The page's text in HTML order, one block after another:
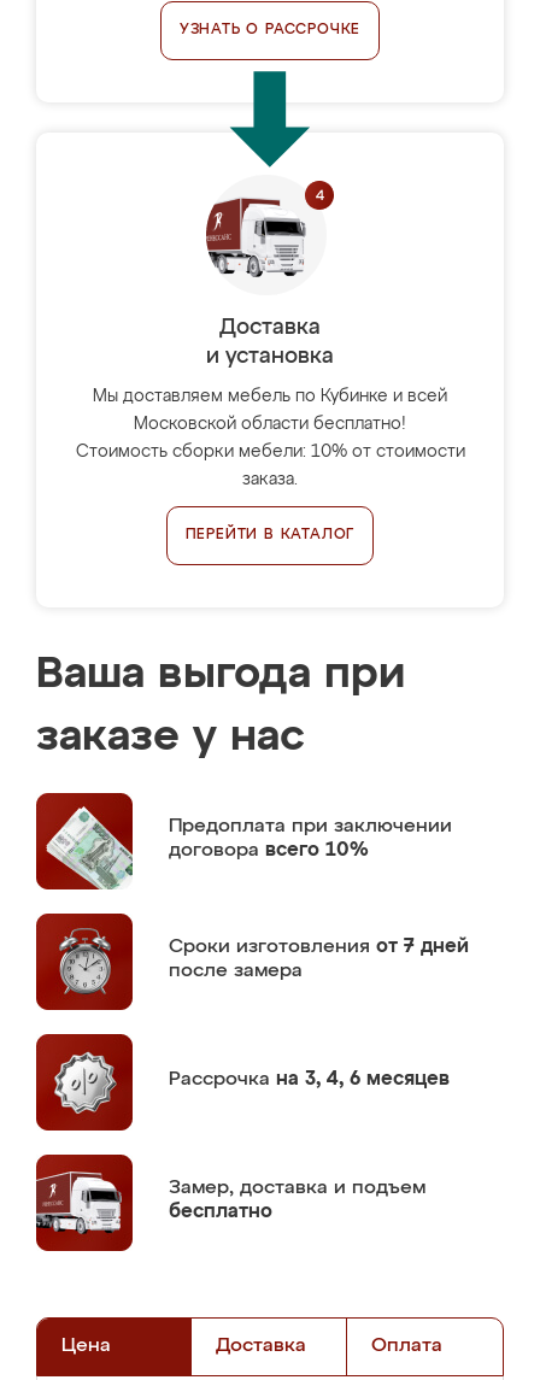
УЗНАТЬ О РАССРОЧКЕ
Доставка
и установка
Мы доставляем мебель по Кубинке и всей
Московской области бесплатно!
Стоимость сборки мебели: 10% от стоимости
заказа.
ПЕРЕЙТИ В КАТАЛОГ
Ваша выгода при
заказе у нас
Предоплата при заключении
договора всего 10%
Сроки изготовления от 7 дней
после замера
Рассрочка на 3, 4, 6 месяцев
Замер, доставка и подъем
бесплатно
Цена Доставка Оплата